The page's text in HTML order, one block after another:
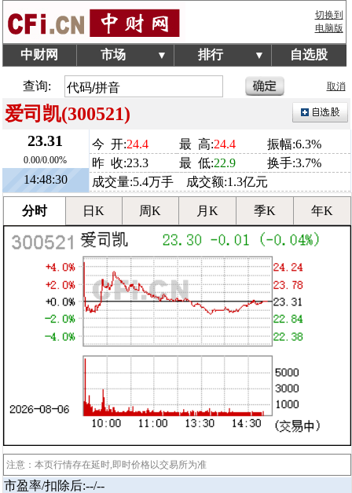
切换到
电脑版
中财网 市场 ▼ 排行 ▼ 自选股
查询: 取消
爱司凯(300521)
23.31
0.00/0.00%
14:48:30
今 开:24.4 最 高:24.4
振幅:6.3%
昨 收:23.3
最 低:22.9
换手:3.7%
成交量:5.4万手 成交额:1.3亿元
分时 日K 周K 月K 季K 年K
注意：本页行情存在延时,即时价格以交易所为准
市盈率/扣除后:--/--